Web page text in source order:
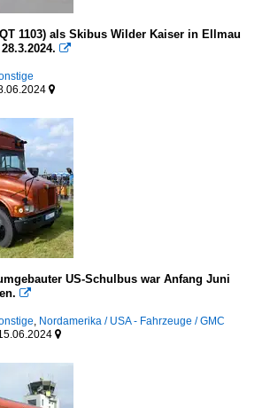
1103) als Skibus Wilder Kaiser in Ellmau


US-Schulbus war Anfang Juni

, Nordamerika / USA - Fahrzeuge / GMC
